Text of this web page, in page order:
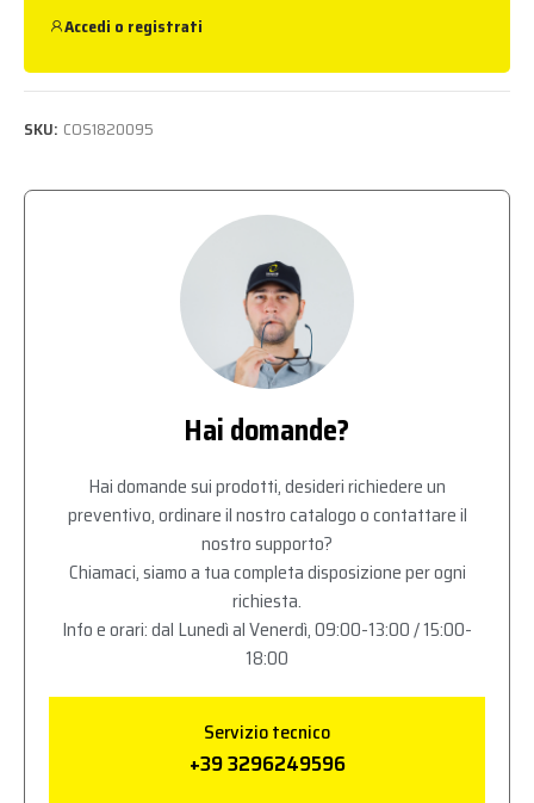
Accedi o registrati
SKU: COS1820095
Hai domande?
Hai domande sui prodotti, desideri richiedere un
preventivo, ordinare il nostro catalogo o contattare il
nostro supporto?
Chiamaci, siamo a tua completa disposizione per ogni
richiesta.
Info e orari: dal Lunedì al Venerdì, 09:00-13:00 / 15:00-
18:00
Servizio tecnico
+39 3296249596